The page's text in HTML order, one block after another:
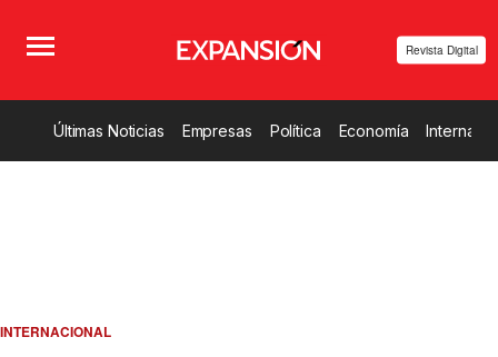
Revista Digital
Últimas Noticias Empresas Política Economía
INTERNACIONAL